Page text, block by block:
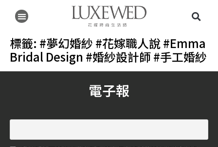
標籤: #夢幻婚紗 #花嫁職人說 #Emma
Bridal Design #婚紗設計師 #手工婚紗
電子報